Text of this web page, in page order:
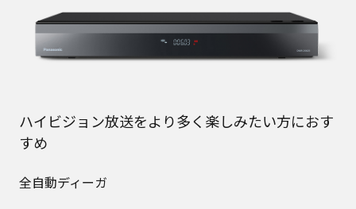
ハイビジョン放送をより多く楽しみたい方におす
すめ
全自動ディーガ